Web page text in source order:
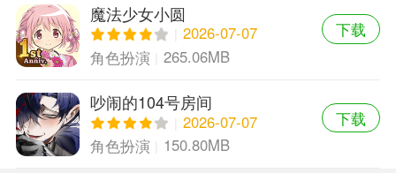
魔法少女小圆
2026-07-07
角色扮演
265.06MB
下载
吵闹的104号房间
2026-07-07
角色扮演
150.80MB
下载